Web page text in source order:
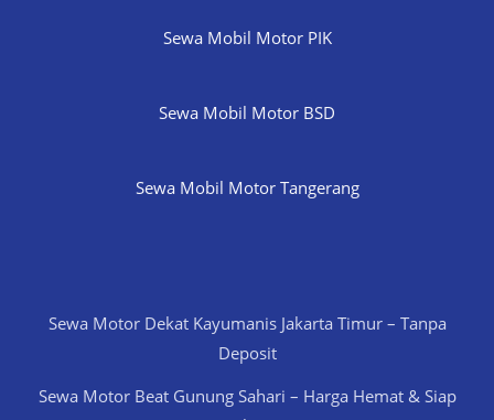
Sewa Mobil Motor PIK
Sewa Mobil Motor BSD
Sewa Mobil Motor Tangerang
Sewa Motor Dekat Kayumanis Jakarta Timur – Tanpa
Deposit
Sewa Motor Beat Gunung Sahari – Harga Hemat & Siap